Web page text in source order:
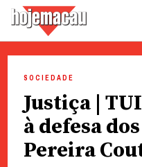
content
SOCIEDADE
Justiça |
à defesa
Pereira